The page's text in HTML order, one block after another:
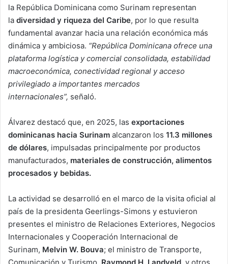
la República Dominicana como Surinam representan
la diversidad y riqueza del Caribe, por lo que resulta
fundamental avanzar hacia una relación económica más
dinámica y ambiciosa. “República Dominicana ofrece una
plataforma logística y comercial consolidada, estabilidad
macroeconómica, conectividad regional y acceso
privilegiado a importantes mercados
internacionales”, señaló.
Álvarez destacó que, en 2025, las exportaciones
dominicanas hacia Surinam alcanzaron los 11.3 millones
de dólares, impulsadas principalmente por productos
manufacturados, materiales de construcción, alimentos
procesados y bebidas.
La actividad se desarrolló en el marco de la visita oficial al
país de la presidenta Geerlings-Simons y estuvieron
presentes el ministro de Relaciones Exteriores, Negocios
Internacionales y Cooperación Internacional de
Surinam, Melvin W. Bouva; el ministro de Transporte,
Comunicación y Turismo, Raymond H. Landveld , y otros